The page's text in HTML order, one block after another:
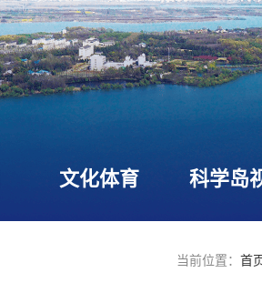
文化体育 科学岛
当前位置： 首